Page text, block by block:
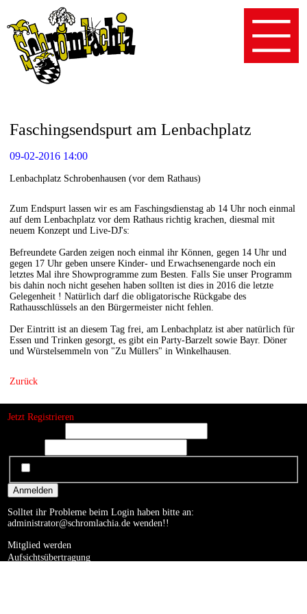
Faschingsendspurt am Lenbachplatz
09-02-2016 14:00
Lenbachplatz Schrobenhausen (vor dem Rathaus)
Zum Endspurt lassen wir es am Faschingsdienstag ab 14 Uhr noch einmal
auf dem Lenbachplatz vor dem Rathaus richtig krachen, diesmal mit
neuem Konzept und Live-DJ's:
Befreundete Garden zeigen noch einmal ihr Können, gegen 14 Uhr und
gegen 17 Uhr geben unsere Kinder- und Erwachsenengarde noch ein
letztes Mal ihre Showprogramme zum Besten. Falls Sie unser Programm
bis dahin noch nicht gesehen haben sollten ist dies in 2016 die letzte
Gelegenheit ! Natürlich darf die obligatorische Rückgabe des
Rathausschlüssels an den Bürgermeister nicht fehlen.
Der Eintritt ist an diesem Tag frei, am Lenbachplatz ist aber natürlich für
Essen und Trinken gesorgt, es gibt ein Party-Barzelt sowie Bayr. Döner
und Würstelsemmeln von "Zu Müllers" in Winkelhausen.
Zurück
Jetzt Registrieren
Anmelden
Solltet ihr Probleme beim Login haben bitte an:
administrator@schromlachia.dewenden!!
Mitglied werden
Aufsichtsübertragung